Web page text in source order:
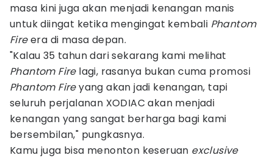
masa kini juga akan menjadi kenangan manis
untuk diingat ketika mengingat kembali Phantom
Fireera di masa depan.
"Kalau 35 tahun dari sekarang kami melihat
Phantom Firelagi, rasanya bukan cuma promosi
Phantom Fireyang akan jadi kenangan, tapi
seluruh perjalanan XODIAC akan menjadi
kenangan yang sangat berharga bagi kami
bersembilan," pungkasnya.
Kamu juga bisa menonton keseruan exclusive